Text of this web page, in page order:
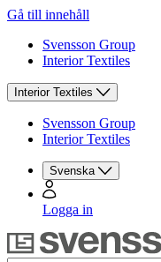
Gå till innehåll
Svensson Group
Interior Textiles
Interior Textiles
Svensson Group
Interior Textiles
Svenska
Logga in